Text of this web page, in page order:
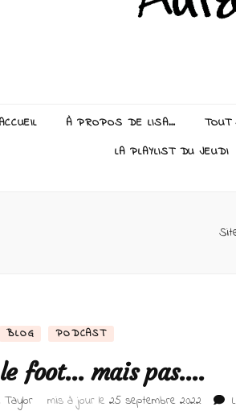
À PROPOS DE LISA… TOUT
LA PLAYLIST DU JEUDI
BLOG PODCAST
le foot… mais pas….
Taylor mis à jour le 25 septembre 2022